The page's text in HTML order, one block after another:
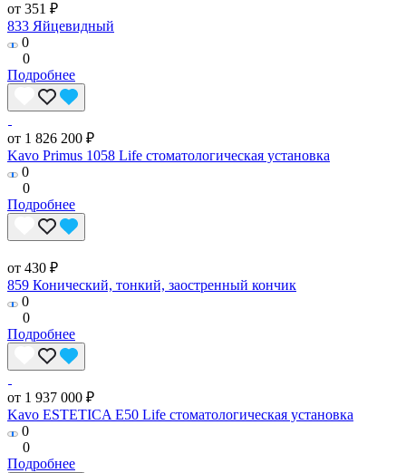
от 351 ₽
833 Яйцевидный
0
0
Подробнее
от 1 826 200 ₽
Kavo Primus 1058 Life стоматологическая установка
0
0
Подробнее
от 430 ₽
859 Конический, тонкий, заостренный кончик
0
0
Подробнее
от 1 937 000 ₽
Kavo ESTETICA E50 Life стоматологическая установка
0
0
Подробнее